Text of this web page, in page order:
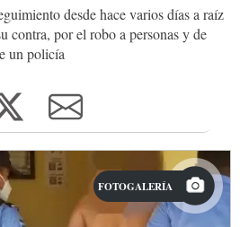
desde hace varios días a raíz
contra, por el robo a personas y de
un policía
FOTOGALERÍA